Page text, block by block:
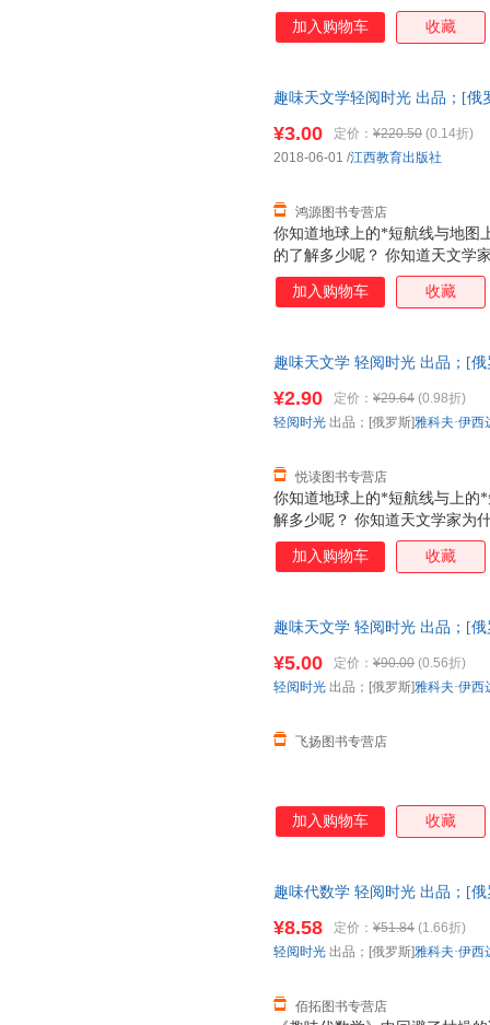
球为什么不会掉到太阳上去呢
*基本内容和*基本现象，但对
少年们轻松地迈进天文学的大
觉中巩固已有天文学知识，又
加入购物车 收藏
趣味天文学轻阅时光 出品；[俄
发票！
你知道地球上的*短航线与地图
的了解多少呢？ 你知道天文学
球为什么不会掉到太阳上去呢
*基本内容和*基本现象，但对
少年们轻松地迈进天文学的大
觉中巩固已有天文学知识，又
¥3.00 定价： ¥220.50 (0.14折)
鸿源图书专营店
2018-06-01 /江西教育出版社
加入购物车 收藏
趣味天文学 轻阅时光 出品；[
你知道地球上的*短航线与上的
解多少呢？ 你知道天文学家为
什么不会掉到太阳上去呢？
本内容和*基本现象，但对于
松地迈进天文学的大门。 总之
已有天文学知识，又在快乐的
¥2.90 定价： ¥29.64 (0.98折)
悦读图书专营店
轻阅时光 出品；[俄罗斯]雅科夫·伊西
加入购物车 收藏
趣味天文学 轻阅时光 出品；[
¥5.00 定价： ¥90.00 (0.56折)
飞扬图书专营店
轻阅时光 出品；[俄罗斯]雅科夫·伊西
加入购物车 收藏
趣味代数学 轻阅时光 出品；[
¥8.58 定价： ¥51.84 (1.66折)
佰拓图书专营店
轻阅时光 出品；[俄罗斯]雅科夫·伊西